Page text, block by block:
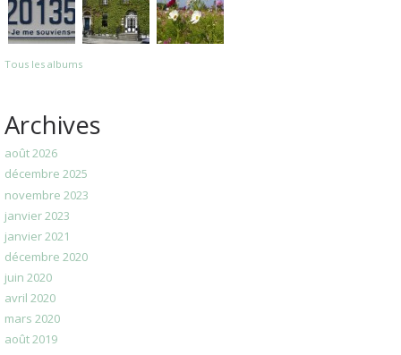
Tous les albums
Archives
août 2026
décembre 2025
novembre 2023
janvier 2023
janvier 2021
décembre 2020
juin 2020
avril 2020
mars 2020
août 2019